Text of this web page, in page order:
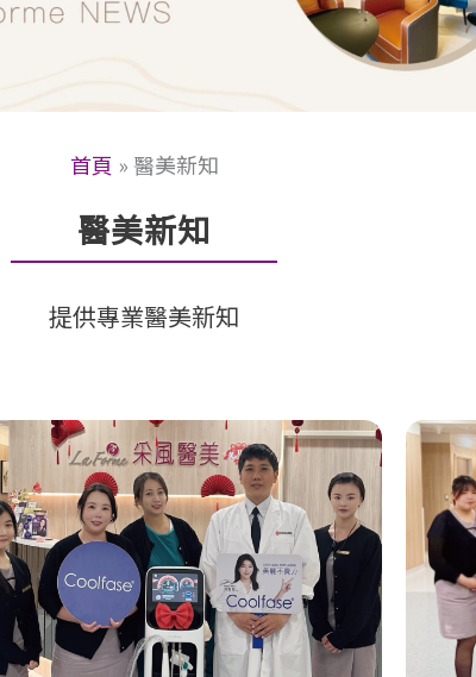
首頁 » 醫美新知
醫美新知
提供專業醫美新知